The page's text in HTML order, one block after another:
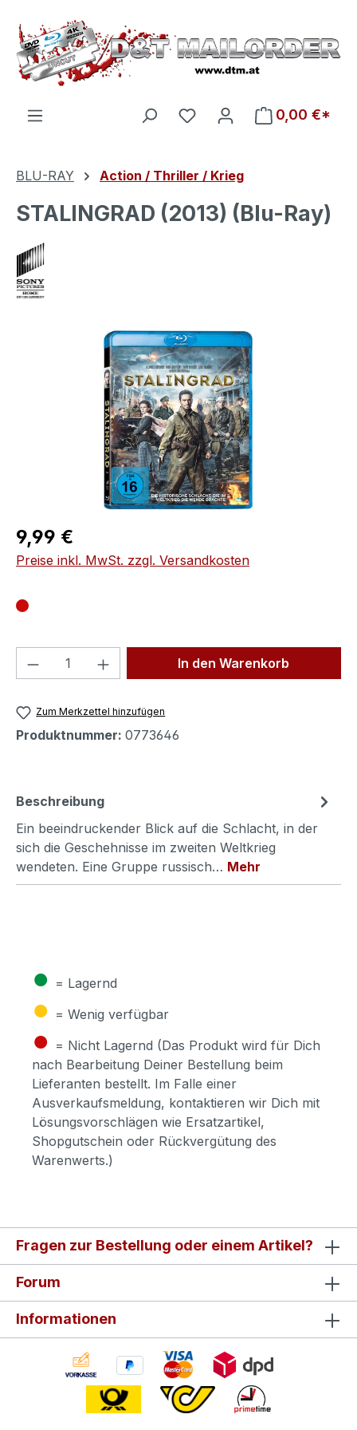
Zum Hauptinhalt springen
Du hast 0 Produkte auf
0,00 €*
BLU-RAY Action / Thriller / Krieg
STALINGRAD (2013) (Blu-Ray)
Bildergalerie überspringen
Regulärer Preis:
9,99 €
Preise inkl. MwSt. zzgl. Versandkosten
Produkt Anzahl: Gib denIn den Warenkorb
Zum Merkzettel hinzufügen
Produktnummer: 0773646
Beschreibung
Ein beeindruckender Blick auf die Schlacht, in der
sich die Geschehnisse im zweiten Weltkrieg
wendeten. Eine Gruppe russisch… Mehr
● = Lagernd
● = Wenig verfügbar
● = Nicht Lagernd (Das Produkt wird für Dich
nach Bearbeitung Deiner Bestellung beim
Lieferanten bestellt. Im Falle einer
Ausverkaufsmeldung, kontaktieren wir Dich mit
Lösungsvorschlägen wie Ersatzartikel,
Shopgutschein oder Rückvergütung des
Warenwerts.)
Fragen zur Bestellung oder einem Artikel?
Forum
Informationen